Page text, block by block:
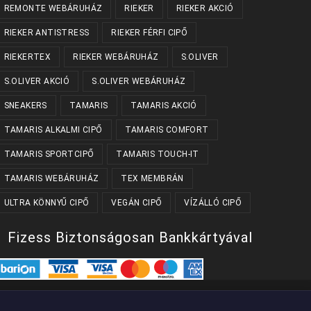
REMONTE WEBÁRUHÁZ RIEKER RIEKER AKCIÓ
RIEKER ANTISTRESS RIEKER FÉRFI CIPŐ
RIEKERTEX RIEKER WEBÁRUHÁZ S.OLIVER
S.OLIVER AKCIÓ S.OLIVER WEBÁRUHÁZ
SNEAKERS TAMARIS TAMARIS AKCIÓ
TAMARIS ALKALMI CIPŐ TAMARIS COMFORT
TAMARIS SPORTCIPŐ TAMARIS TOUCH-IT
TAMARIS WEBÁRUHÁZ TEX MEMBRÁN
ULTRA KÖNNYŰ CIPŐ VEGÁN CIPŐ VÍZÁLLÓ CIPŐ
Fizess Biztonságosan Bankkártyával